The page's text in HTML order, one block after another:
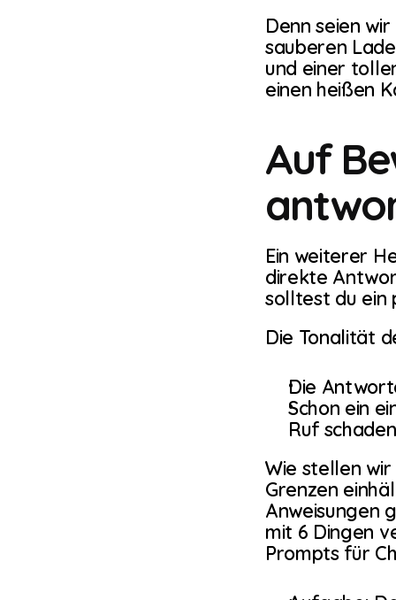
Denn seien
sauberen
und einer
einen heißen
Auf
Ein weiterer
direkte
solltest du ein
Die Tonalität
Die
Schon ein
Ruf
Wie stellen
Grenzen
Anweisungen
mit 6 Dingen
Prompts für